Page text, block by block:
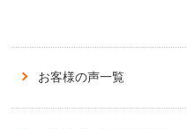
お客様の声一覧